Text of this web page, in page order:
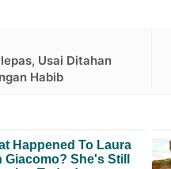
Usai Ditahan
Habib